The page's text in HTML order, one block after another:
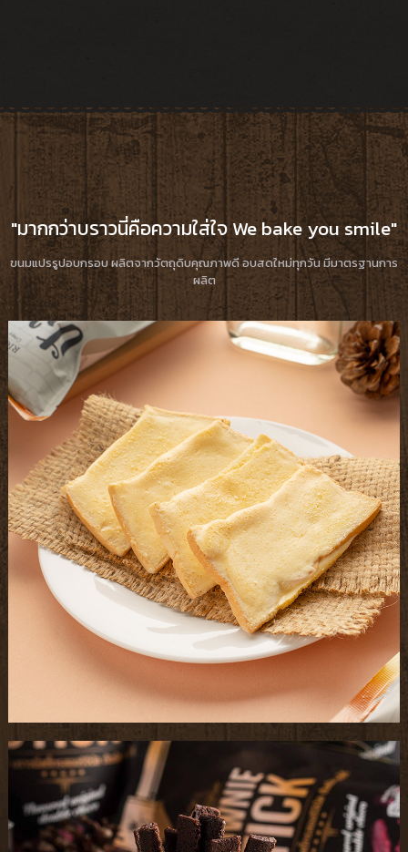
"มากกว่าบราวนี่คือความใส่ใจ We bake you smile"
ขนมแปรรูปอบกรอบ ผลิตจากวัตถุดิบคุณภาพดี อบสดใหม่ทุกวัน มีมาตรฐานการ
ผลิต